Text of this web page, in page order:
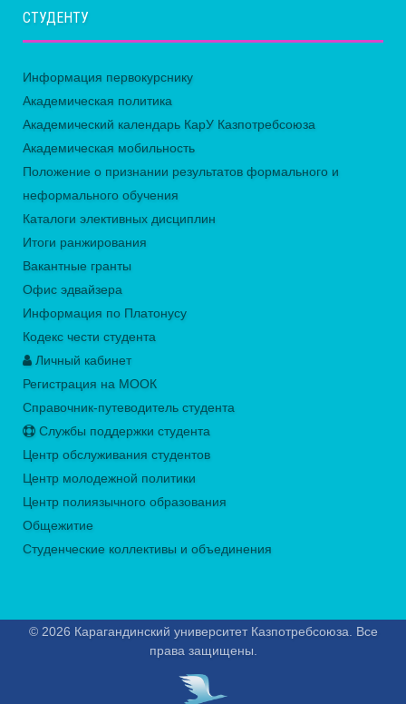
СТУДЕНТУ
Информация первокурснику
Академическая политика
Академический календарь КарУ Казпотребсоюза
Академическая мобильность
Положение о признании результатов формального и
неформального обучения
Каталоги элективных дисциплин
Итоги ранжирования
Вакантные гранты
Офис эдвайзера
Информация по Платонусу
Кодекс чести студента
Личный кабинет
Регистрация на МООК
Справочник-путеводитель студента
Службы поддержки студента
Центр обслуживания студентов
Центр молодежной политики
Центр полиязычного образования
Общежитие
Студенческие коллективы и объединения
© 2026 Карагандинский университет Казпотребсоюза. Все
права защищены.